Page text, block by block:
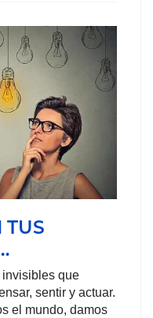
TUS
invisibles que
sentir y actuar.
el mundo, damos